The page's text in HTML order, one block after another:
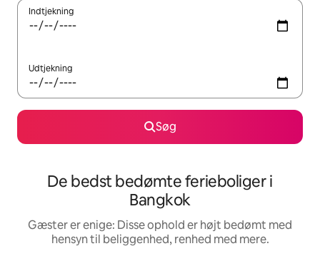
Indtjekning
Udtjekning
Søg
De bedst bedømte ferieboliger i
Bangkok
Gæster er enige: Disse ophold er højt bedømt med
hensyn til beliggenhed, renhed med mere.